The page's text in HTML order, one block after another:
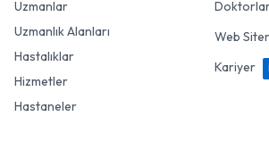
Uzmanlar
Uzmanlık Alanları
Hastalıklar
Hizmetler
Hastaneler
Web
Kariyer